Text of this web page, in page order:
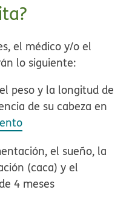
el médico y/o el
lo siguiente:
peso y la longitud de
de su cabeza en
el sueño, la
(caca) y el
4 meses